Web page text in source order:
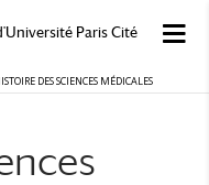
Paris Cité
DES SCIENCES MÉDICALES